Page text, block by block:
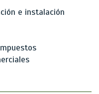
e instalación